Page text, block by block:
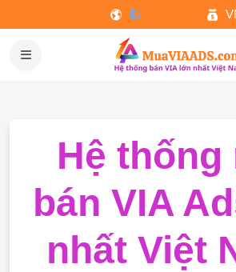
Hệ thống
bán VIA
nhất Việt